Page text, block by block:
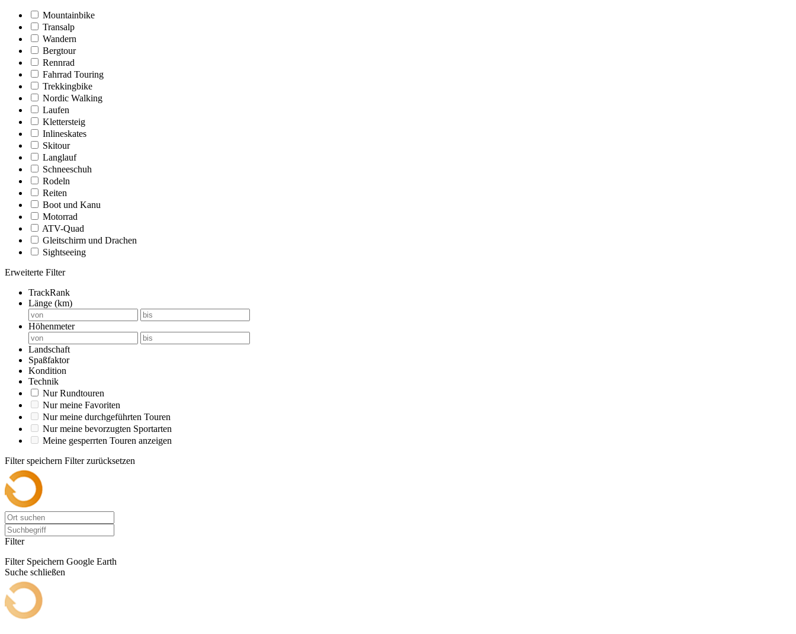
Mountainbike
Transalp
Wandern
Bergtour
Rennrad
Fahrrad Touring
Trekkingbike
Nordic Walking
Laufen
Klettersteig
Inlineskates
Skitour
Langlauf
Schneeschuh
Rodeln
Reiten
Boot und Kanu
Motorrad
ATV-Quad
Gleitschirm und Drachen
Sightseeing
Erweiterte Filter
TrackRank
Länge (km)
Höhenmeter
Landschaft
Spaßfaktor
Kondition
Technik
Nur Rundtouren
Nur meine Favoriten
Nur meine durchgeführten Touren
Nur meine bevorzugten Sportarten
Meine gesperrten Touren anzeigen
Filter speichern Filter zurücksetzen
Filter
Filter Speichern Google Earth
Suche schließen